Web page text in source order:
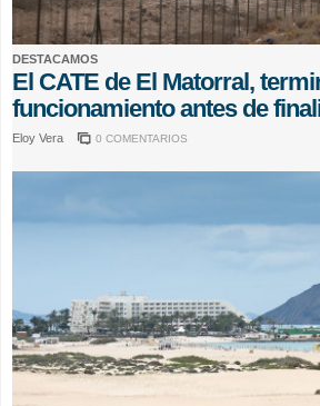
DESTACAMOS
El CATE de El Matorral,
funcionamiento antes de
Eloy Vera 0 COMENTARIOS